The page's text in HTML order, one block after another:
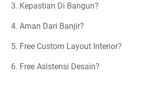
3. Kepastian Di Bangun?
4. Aman Dari Banjir?
5. Free Custom Layout Interior?
6. Free Asistensi Desain?